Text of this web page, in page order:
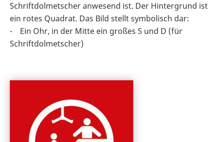
Schriftdolmetscher anwesend ist. Der Hintergrund ist
ein rotes Quadrat. Das Bild stellt symbolisch dar:
- Ein Ohr, in der Mitte ein großes S und D (für
Schriftdolmetscher)